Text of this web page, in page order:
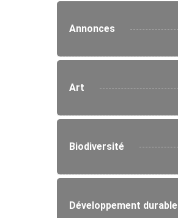
Annonces
Art
Biodiversité
Développement durable